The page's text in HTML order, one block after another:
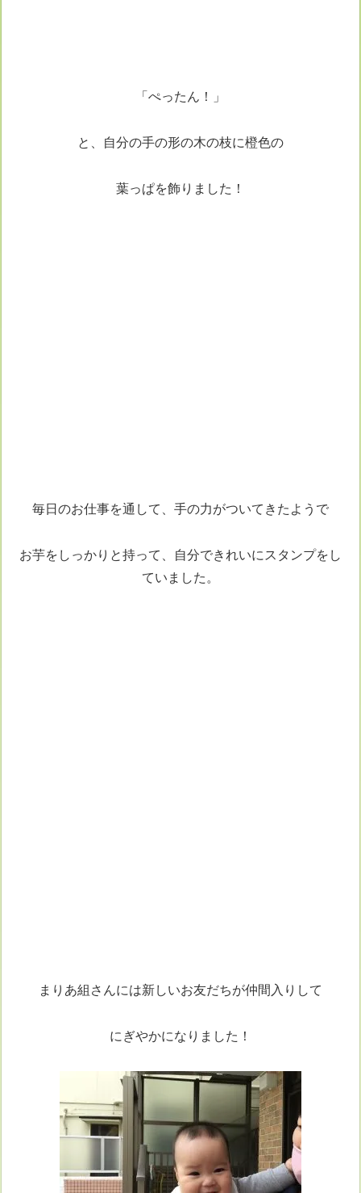
「ぺったん！」
と、自分の手の形の木の枝に橙色の
葉っぱを飾りました！
毎日のお仕事を通して、手の力がついてきたようで
お芋をしっかりと持って、自分できれいにスタンプをし
ていました。
まりあ組さんには新しいお友だちが仲間入りして
にぎやかになりました！